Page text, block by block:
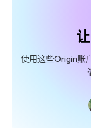
使用这些Origin账